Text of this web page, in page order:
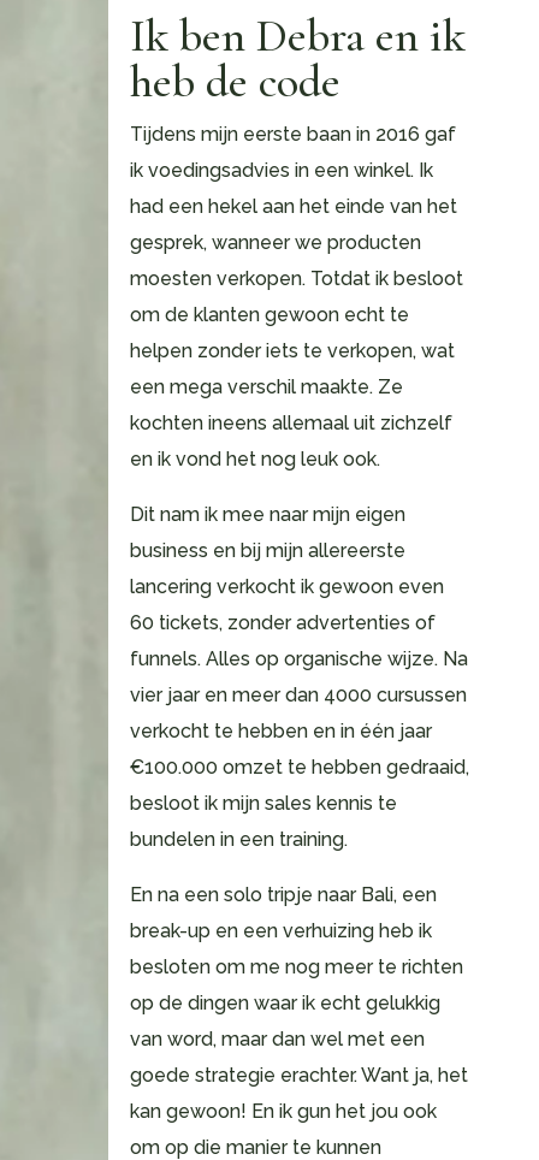
Ik ben Debra en ik
heb de code
Tijdens mijn eerste baan in 2016 gaf
ik voedingsadvies in een winkel. Ik
had een hekel aan het einde van het
gesprek, wanneer we producten
moesten verkopen. Totdat ik besloot
om de klanten gewoon echt te
helpen zonder iets te verkopen, wat
een mega verschil maakte. Ze
kochten ineens allemaal uit zichzelf
en ik vond het nog leuk ook.
Dit nam ik mee naar mijn eigen
business en bij mijn allereerste
lancering verkocht ik gewoon even
60 tickets, zonder advertenties of
funnels. Alles op organische wijze. Na
vier jaar en meer dan 4000 cursussen
verkocht te hebben en in één jaar
€100.000 omzet te hebben gedraaid,
besloot ik mijn sales kennis te
bundelen in een training.
En na een solo tripje naar Bali, een
break-up en een verhuizing heb ik
besloten om me nog meer te richten
op de dingen waar ik echt gelukkig
van word, maar dan wel met een
goede strategie erachter. Want ja, het
kan gewoon! En ik gun het jou ook
om op die manier te kunnen